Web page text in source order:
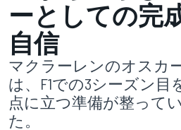
ーとしての完
自信
マクラーレンのオスカ
は、F1での3シーズン目
点に立つ準備が整って
た。